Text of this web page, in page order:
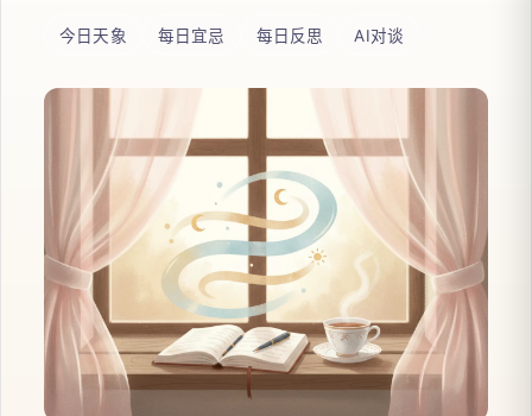
今日天象 每日宜忌 每日反思 AI对谈